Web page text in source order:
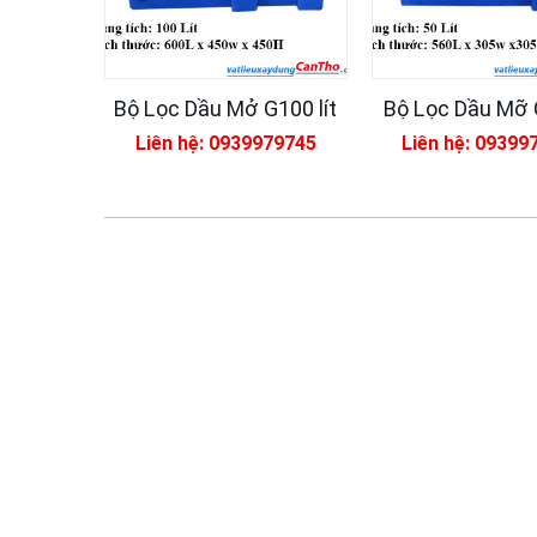
Bộ Lọc Dầu Mở G100 lít
Liên hệ: 0939979745
Bộ Lọc Dầu Mỡ
Liên hệ: